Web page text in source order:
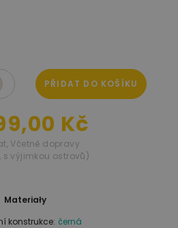
PŘIDAT DO KOŠÍKU
Kč
, Včetně dopravy
s výjimkou ostrovů)
Materiały
konstrukce: černá